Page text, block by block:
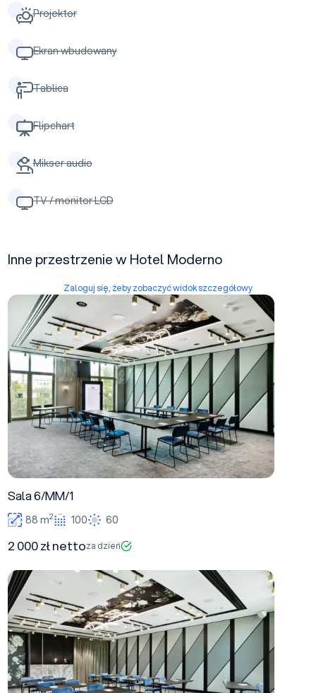
Projektor
Ekran wbudowany
Tablica
Flipchart
Mikser audio
TV / monitor LCD
Inne przestrzenie w Hotel Moderno
Zaloguj się, żeby zobaczyć widok szczegółowy
Sala 6/MM/1
Sala 6/MM/1
88 m2 100 60
2 000 zł nettoza dzień
Sala 7/MM/1